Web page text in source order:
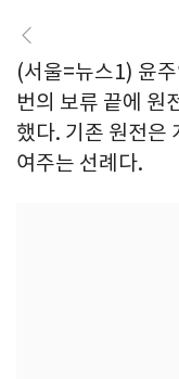
(서울=뉴스1) 윤
번의 보류 끝에 원
했다. 기존 원전은
여주는 선례다.